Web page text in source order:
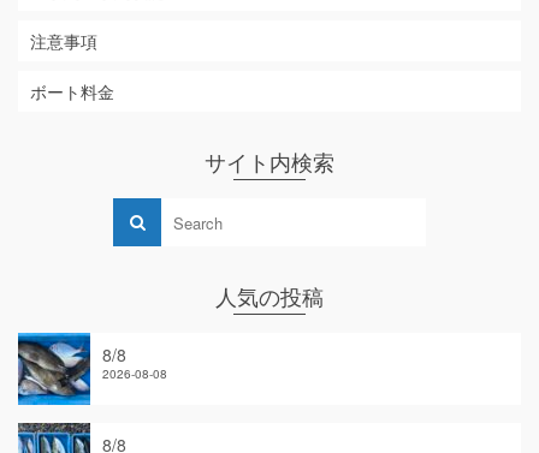
注意事項
ボート料金
サイト内検索
人気の投稿
8/8
2026-08-08
8/8